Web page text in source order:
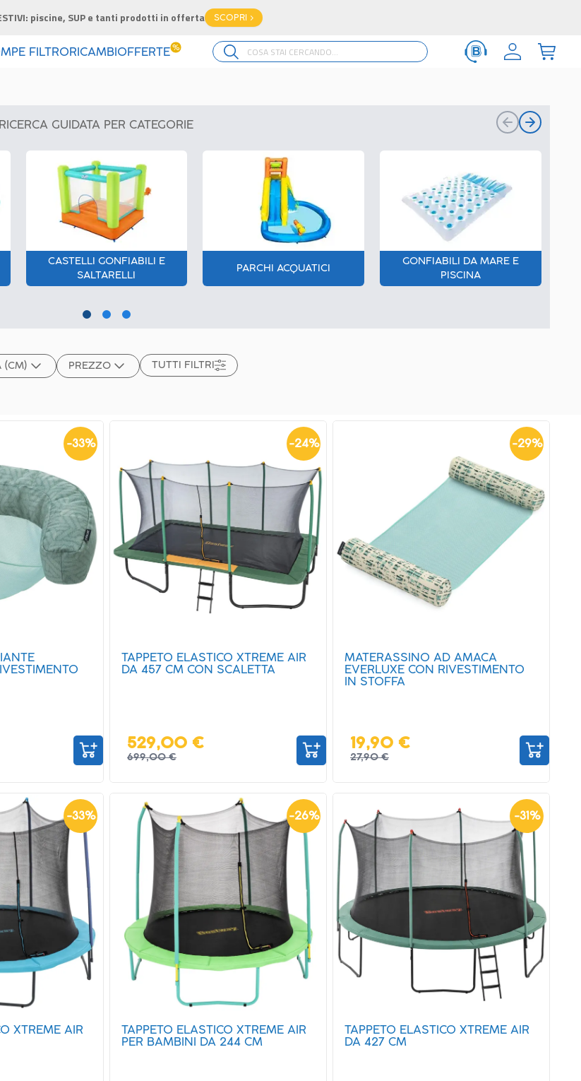
piscine, SUP e tanti prodotti in offerta SCOPRI >
FILTRORICAMBI OFFERTE %
GUIDATA PER CATEGORIE
CASTELLI GONFIABILI E
SALTARELLI
PARCHI ACQUATICI
GONFIABILI DA MARE E
PISCINA
(CM) PREZZO TUTTI FILTRI
-33% -24%
TAPPETO ELASTICO XTREME AIR
DA 457 CM CON SCALETTA
529,00 €
699,00 €
-29%
MATERASSINO AD AMACA
EVERLUXE CON RIVESTIMENTO
IN STOFFA
19,90 €
27,90 €
-33%
XTREME AIR
-26%
TAPPETO ELASTICO XTREME AIR
PER BAMBINI DA 244 CM
-31%
TAPPETO ELASTICO XTREME AIR
DA 427 CM